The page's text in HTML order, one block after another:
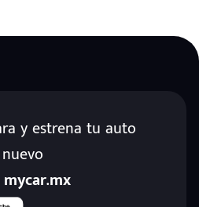
y estrena tu auto
nuevo